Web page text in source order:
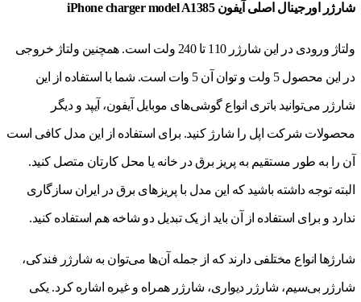
شارژر اورجینال اصلی آیفون iPhone charger model A1385
ولتاژ ورودی در این شارژر 110 تا 240 ولت است. همچنین ولتاژ خروجی
در این محصول 5 ولت و توان آن 5 وات است. شما با استفاده از این
شارژر می‌توانید باتری انواع گوشی‌های موبایل آیفون، آیپد و دیگر
محصولات شرکت اپل را شارژ کنید. برای استفاده از این مدل کافی است
آن را به طور مستقیم به پریز برق در خانه یا محل کارتان متصل کنید.
البته توجه داشته باشید که این مدل با پریزهای برق در ایران سازگاری
ندارد و برای استفاده از آن باید از یک تبدیل دو شاخه هم استفاده کنید.
شارژها انواع مختلفی دارند که از جمله آن‌ها می‌توان به شارژر فندکی،
شارژر بی‌سیم، شارژر دیواری، شارژر همراه و غیره اشاره کرد. یکی